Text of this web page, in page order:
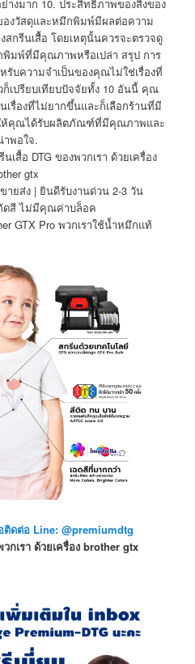
างมาก 10. ประสิทธิภาพของสิ่งของ
งวัสดุและหมึกพิมพ์มีผลต่อความ
กรีนเสื้อ โดยเหตุนั้นควรจะตรวจดู
พิมพ์ที่มีคุณภาพหรือเปล่า สรุป การ
รับความจำเป็นของคุณไม่ใช่เรื่องที่
เปรียบเทียบปัจจัยทั้ง 10 อันนี้ คุณ
เรื่องที่ไม่ยากขึ้นและก็เลือกร้านที่มี
ห้คุณได้รับผลิตภัณฑ์ที่มีคุณภาพและ
าพอใจ.
เสื้อ DTG ของพวกเรา ด้วยเครื่อง
gtx
ายส่ง | ยินดีรับงานด่วน 2-3 วัน
ดสี ไม่มีคุณค่าบล็อค
GTX Pro พวกเราใช้น้ำหมึกแท้
ติดต่อ Line: @premiumdtg
กเรา ด้วยเครื่อง brother gtx